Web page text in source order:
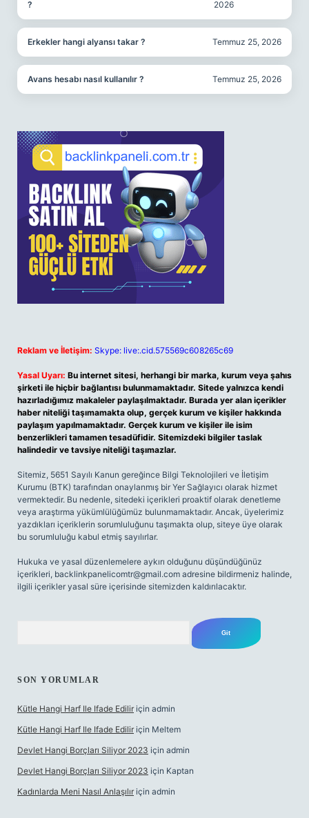
?
2026
Erkekler hangi alyansı takar ? Temmuz 25, 2026
Avans hesabı nasıl kullanılır ? Temmuz 25, 2026
Reklam ve İletişim: Skype: live:.cid.575569c608265c69
Yasal Uyarı: Bu internet sitesi, herhangi bir marka, kurum veya şahıs
şirketi ile hiçbir bağlantısı bulunmamaktadır. Sitede yalnızca kendi
hazırladığımız makaleler paylaşılmaktadır. Burada yer alan içerikler
haber niteliği taşımamakta olup, gerçek kurum ve kişiler hakkında
paylaşım yapılmamaktadır. Gerçek kurum ve kişiler ile isim
benzerlikleri tamamen tesadüfidir. Sitemizdeki bilgiler taslak
halindedir ve tavsiye niteliği taşımazlar.
Sitemiz, 5651 Sayılı Kanun gereğince Bilgi Teknolojileri ve İletişim
Kurumu (BTK) tarafından onaylanmış bir Yer Sağlayıcı olarak hizmet
vermektedir. Bu nedenle, sitedeki içerikleri proaktif olarak denetleme
veya araştırma yükümlülüğümüz bulunmamaktadır. Ancak, üyelerimiz
yazdıkları içeriklerin sorumluluğunu taşımakta olup, siteye üye olarak
bu sorumluluğu kabul etmiş sayılırlar.
Hukuka ve yasal düzenlemelere aykırı olduğunu düşündüğünüz
içerikleri, backlinkpanelicomtr@gmail.com adresine bildirmeniz halinde,
ilgili içerikler yasal süre içerisinde sitemizden kaldırılacaktır.
SON YORUMLAR
Kütle Hangi Harf Ile Ifade Edilir için admin
Kütle Hangi Harf Ile Ifade Edilir için Meltem
Devlet Hangi Borçları Siliyor 2023 için admin
Devlet Hangi Borçları Siliyor 2023 için Kaptan
Kadınlarda Meni Nasıl Anlaşılır için admin